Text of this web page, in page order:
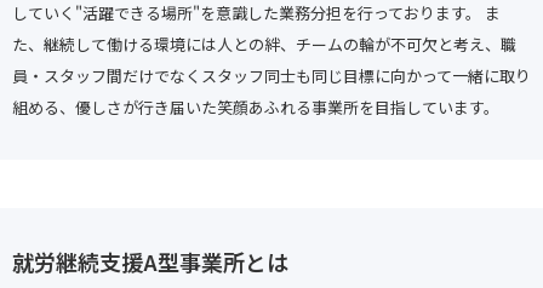
していく"活躍できる場所"を意識した業務分担を行っております。
ま
た、継続して働ける環境には人との絆、チームの輪が不可欠と考え、職
員・スタッフ間だけでなくスタッフ同士も同じ目標に向かって一緒に取り
組める、優しさが行き届いた笑顔あふれる事業所を目指しています。
就労継続支援A型事業所とは